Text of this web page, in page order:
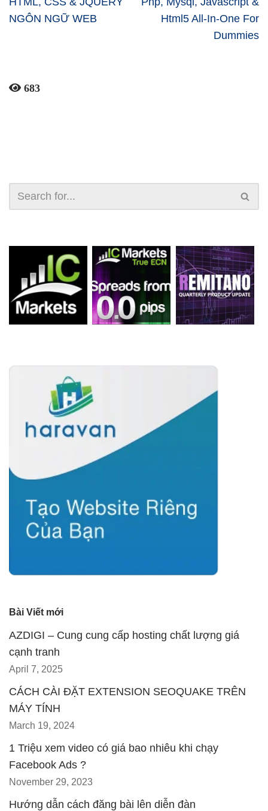
NGÔN NGỮ WEB
Html5 All-In-One For
Dummies
683
Bài Viết mới
AZDIGI – Cung cung cấp hosting chất lượng giá
cạnh tranh
April 7, 2025
CÁCH CÀI ĐẶT EXTENSION SEOQUAKE TRÊN
MÁY TÍNH
March 19, 2024
1 Triệu xem video có giá bao nhiêu khi chạy
Facebook Ads ?
November 29, 2023
Hướng dẫn cách đăng bài lên diễn đàn